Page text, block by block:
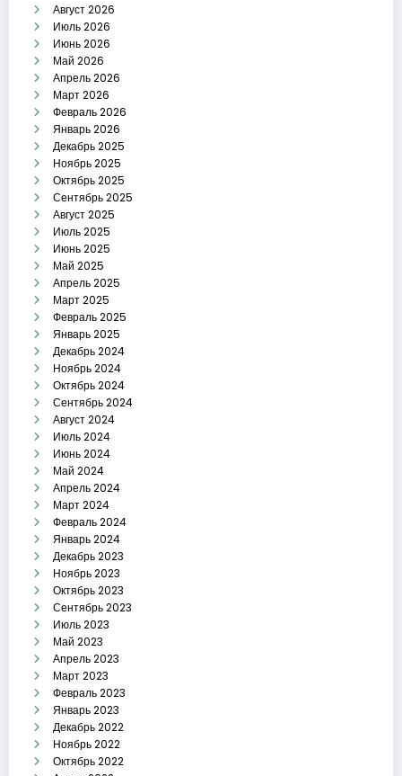
Август 2026
Июль 2026
Июнь 2026
Май 2026
Апрель 2026
Март 2026
Февраль 2026
Январь 2026
Декабрь 2025
Ноябрь 2025
Октябрь 2025
Сентябрь 2025
Август 2025
Июль 2025
Июнь 2025
Май 2025
Апрель 2025
Март 2025
Февраль 2025
Январь 2025
Декабрь 2024
Ноябрь 2024
Октябрь 2024
Сентябрь 2024
Август 2024
Июль 2024
Июнь 2024
Май 2024
Апрель 2024
Март 2024
Февраль 2024
Январь 2024
Декабрь 2023
Ноябрь 2023
Октябрь 2023
Сентябрь 2023
Июль 2023
Май 2023
Апрель 2023
Март 2023
Февраль 2023
Январь 2023
Декабрь 2022
Ноябрь 2022
Октябрь 2022